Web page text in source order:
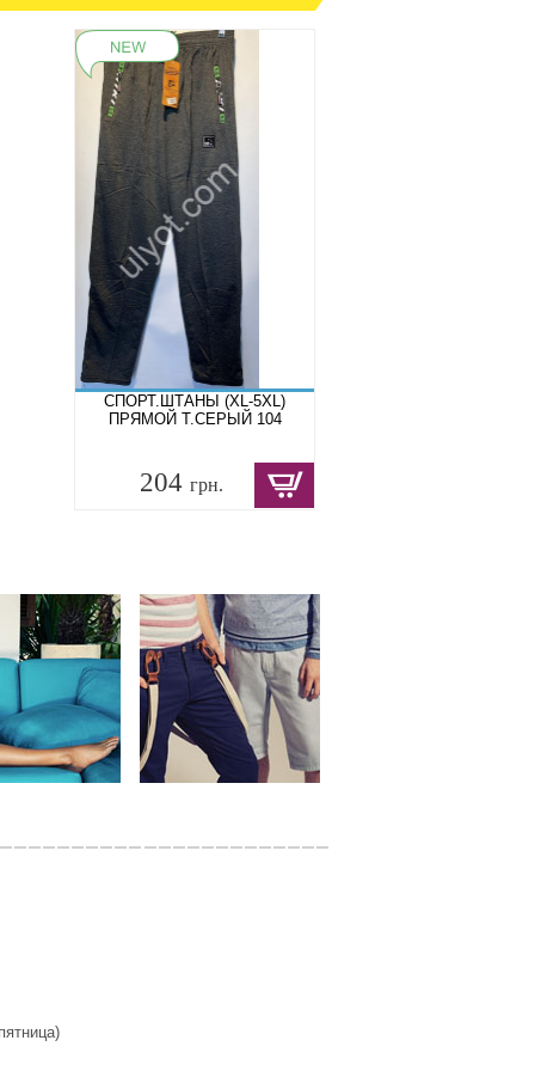
СПОРТ.ШТАНЫ (XL-5XL)
ПРЯМОЙ Т.СЕРЫЙ 104
204 грн.